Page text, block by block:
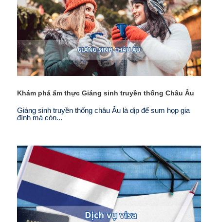
Khám phá ẩm thực Giáng sinh truyền thống Châu Âu
Giáng sinh truyền thống châu Âu là dịp để sum họp gia
đình mà còn...